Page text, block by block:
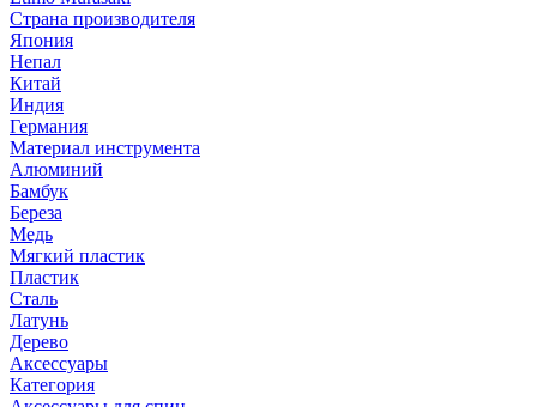
Страна производителя
Япония
Непал
Китай
Индия
Германия
Материал инструмента
Алюминий
Бамбук
Береза
Медь
Мягкий пластик
Пластик
Сталь
Латунь
Дерево
Аксессуары
Категория